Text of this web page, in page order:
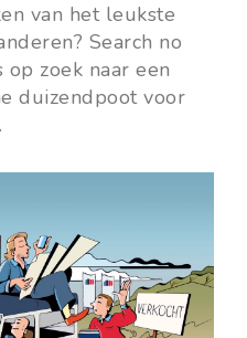
van het leukste
Search no
zoek naar een
duizendpoot voor